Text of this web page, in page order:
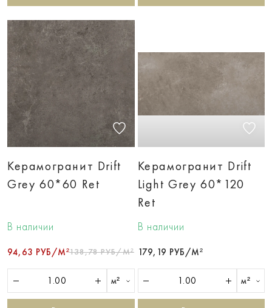
Керамогранит Drift
Grey 60*60 Ret
В наличии
94,63 РУБ/М²138,78 РУБ/М²
м²
Керамогранит Drift
Light Grey 60*120
Ret
В наличии
179,19 РУБ/М²
м²